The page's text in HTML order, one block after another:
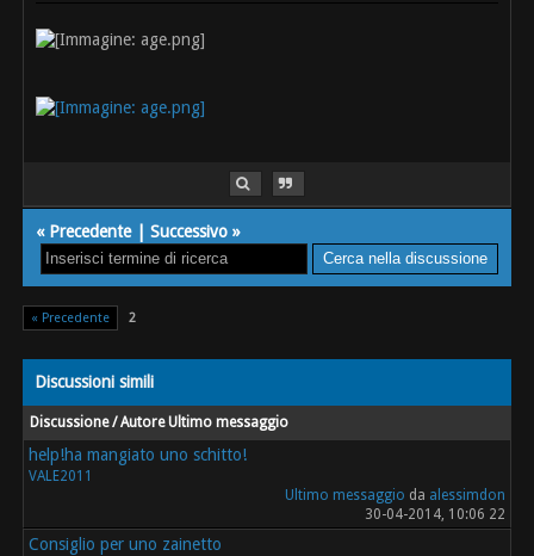
« Precedente|Successivo »
« Precedente 2
Discussioni simili
Discussione / Autore Ultimo messaggio
help!ha mangiato uno schitto!
VALE2011
Ultimo messaggio da alessimdon
30-04-2014, 10:06 22
Consiglio per uno zainetto